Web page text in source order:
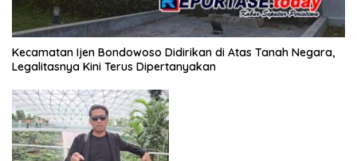
Kecamatan Ijen Bondowoso Didirikan di Atas Tanah Negara,
Legalitasnya Kini Terus Dipertanyakan